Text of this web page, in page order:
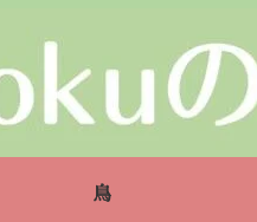
鳥